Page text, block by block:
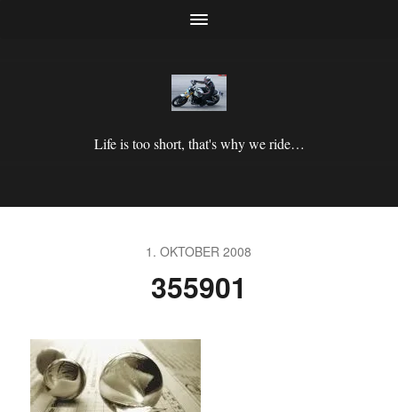
Life is too short, that's why we ride…
1. OKTOBER 2008
355901